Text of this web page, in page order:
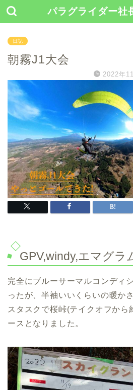
パラグライダー社
日記
朝霧J1大会
2022年
GPV,windy,エマグラ
完全にブルーサーマルコンディ
ったが、半袖いいくらいの暖か
スタスクで桜峠(テイクオフから
ースとなりました。